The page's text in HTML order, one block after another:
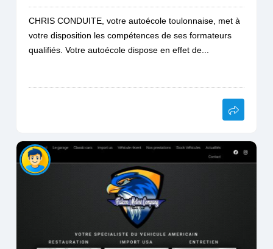
CHRIS CONDUITE, votre autoécole toulonnaise, met à
votre disposition les compétences de ses formateurs
qualifiés. Votre autoécole dispose en effet de...